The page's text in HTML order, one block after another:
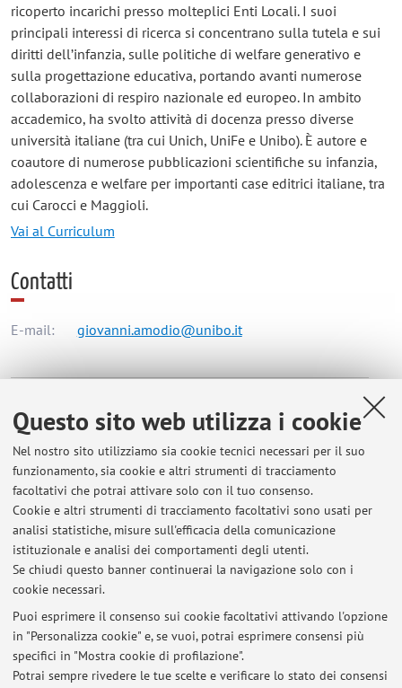
Questo sito web utilizza i cookie
Nel nostro sito utilizziamo sia cookie tecnici necessari per il suo
funzionamento, sia cookie e altri strumenti di tracciamento
facoltativi che potrai attivare solo con il tuo consenso.
Cookie e altri strumenti di tracciamento facoltativi sono usati per
analisi statistiche, misure sull'efficacia della comunicazione
istituzionale e analisi dei comportamenti degli utenti.
Se chiudi questo banner continuerai la navigazione solo con i
cookie necessari.
Puoi esprimere il consenso sui cookie facoltativi attivando l'opzione
in "Personalizza cookie" e, se vuoi, potrai esprimere consensi più
specifici in "Mostra cookie di profilazione".
Potrai sempre rivedere le tue scelte e verificare lo stato dei consensi
ricoperto incarichi presso molteplici Enti Locali. I suoi
principali interessi di ricerca si concentrano sulla tutela e sui
diritti dell’infanzia, sulle politiche di welfare generativo e
sulla progettazione educativa, portando avanti numerose
collaborazioni di respiro nazionale ed europeo. In ambito
accademico, ha svolto attività di docenza presso diverse
università italiane (tra cui Unich, UniFe e Unibo). È autore e
coautore di numerose pubblicazioni scientifiche su infanzia,
adolescenza e welfare per importanti case editrici italiane, tra
cui Carocci e Maggioli.
Vai al Curriculum
Contatti
E-mail: giovanni.amodio@unibo.it
Maria Bertin"
Via Filippo Re 6, Bologna -
Vai alla mappa
Orario di ricevimento
Per contattare il docente fare riferimento alla mail
istituzionale.
Ultimi avvisi